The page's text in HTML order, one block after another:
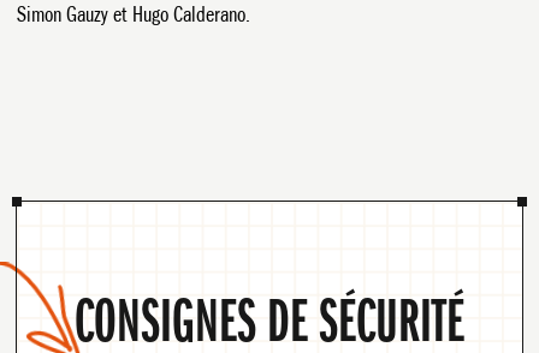
Simon Gauzy et Hugo Calderano.
CONSIGNES DE SÉCURITÉ